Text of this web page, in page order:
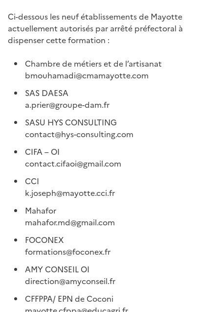
Ci-dessous les neuf établissements de Mayotte
actuellement autorisés par arrêté préfectoral à
dispenser cette formation :
Chambre de métiers et de l’artisanat
bmouhamadi@cmamayotte.com
SAS DAESA
a.prier@groupe-dam.fr
SASU HYS CONSULTING
contact@hys-consulting.com
CIFA – OI
contact.cifaoi@gmail.com
CCI
k.joseph@mayotte.cci.fr
Mahafor
mahafor.md@gmail.com
FOCONEX
formations@foconex.fr
AMY CONSEIL OI
direction@amyconseil.fr
CFFPPA/ EPN de Coconi